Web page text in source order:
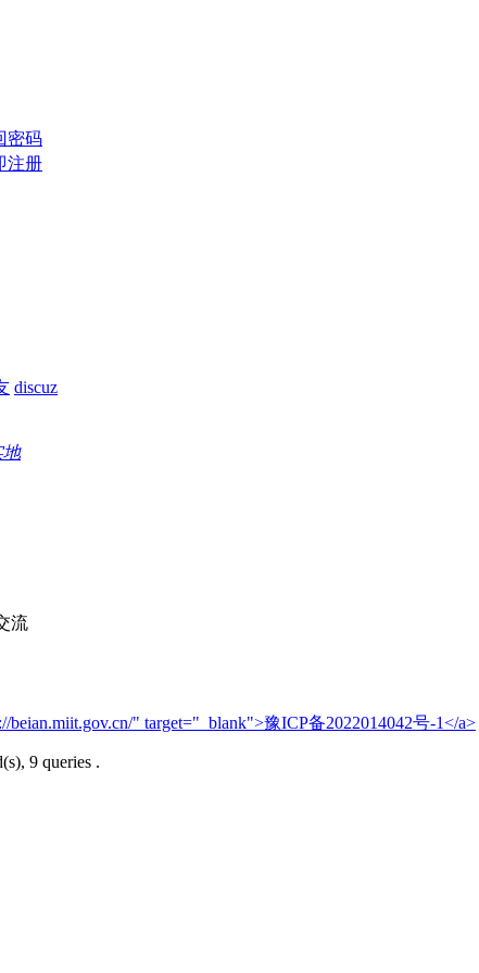
密码
注册
discuz
地
流
beian.miit.gov.cn/" target="_blank">豫ICP备2022014042号-1</a>
9 queries .